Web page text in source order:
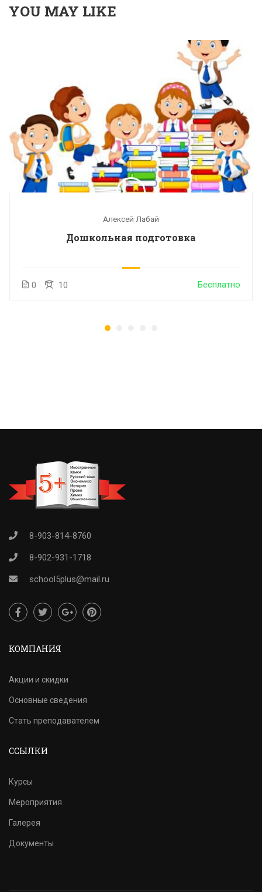
YOU MAY LIKE
Алексей Лабай
Дошкольная подготовка
0 10 Бесплатно
8-903-814-8760
8-902-931-1718
school5plus@mail.ru
КОМПАНИЯ
Акции и скидки
Основные сведения
Стать преподавателем
ССЫЛКИ
Курсы
Мероприятия
Галерея
Документы